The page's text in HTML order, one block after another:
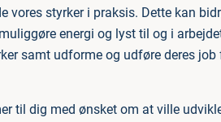
vores styrker i praksis. Dette kan
energi og lyst til og i
samt udforme og udføre deres
til dig med ønsket om at ville